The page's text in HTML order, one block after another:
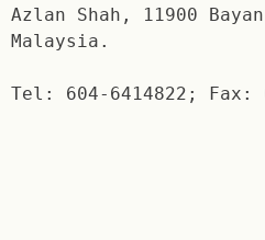
Azlan Shah, 11900
Malaysia.
Tel: 604-6414822; Fax: